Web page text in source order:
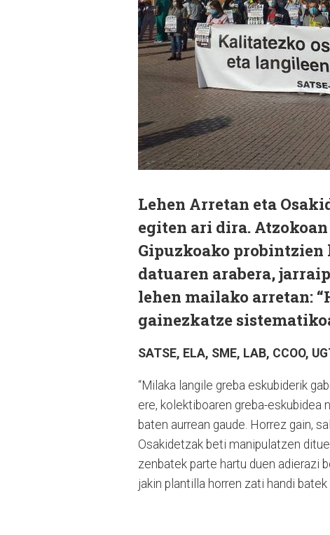
Lehen Arretan eta
egiten ari dira.
Gipuzkoako
datuaren arabera,
lehen mailako arretan:
gainezkatze
SATSE, ELA, SME, LAB, CCOO,
“Milaka langile greba eskubiderik
ere, kolektiboaren greba-
baten aurrean gaude. Horrez gain,
Osakidetzak beti manipulatzen
zenbatek parte hartu duen adierazi
jakin plantilla horren zati handi batek